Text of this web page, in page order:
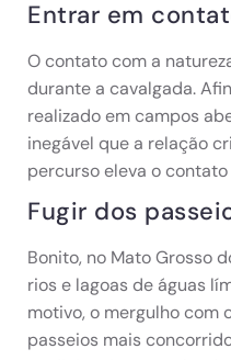
Entrar em
O contato com a
durante a cavalgada.
realizado em campos
inegável que a relação
percurso eleva o
Fugir dos
Bonito, no Mato Grosso
rios e lagoas de águas
motivo, o mergulho com
passeios mais